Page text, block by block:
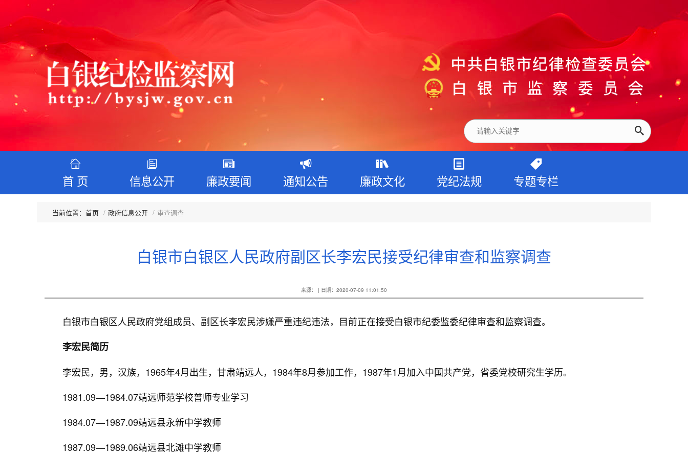
首 页 信息公开 廉政要闻 通知公告 廉政文化 党纪法规 专题专栏
首页 政府信息公开 审查调查
白银市白银区人民政府副区长李宏民接受纪律审查和监察调查
来源： | 日期：2020-07-09 11:01:50
白银市白银区人民政府党组成员、副区长李宏民涉嫌严重违纪违法，目前正在接受白银市纪委监委纪律审查和监察调查。
李宏民简历
李宏民，男，汉族，1965年4月出生，甘肃靖远人，1984年8月参加工作，1987年1月加入中国共产党，省委党校研究生学历。
1981.09—1984.07靖远师范学校普师专业学习
1984.07—1987.09靖远县永新中学教师
1987.09—1989.06靖远县北滩中学教师